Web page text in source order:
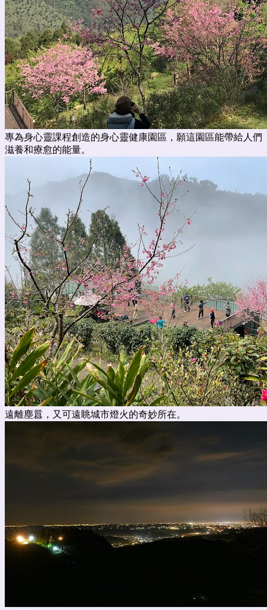
專為身心靈課程創造的身心靈健康園區，願這園區能帶給人們
滋養和療愈的能量。
遠離塵囂，又可遠眺城市燈火的奇妙所在。